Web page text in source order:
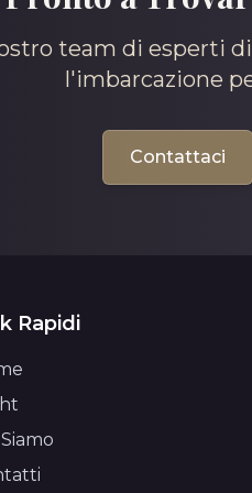
team di esperti
l'imbarcazione
Contattaci
Rapidi